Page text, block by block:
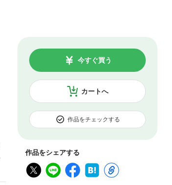
カートへ
今すぐ買う
作品をチェックする
作品をシェアする